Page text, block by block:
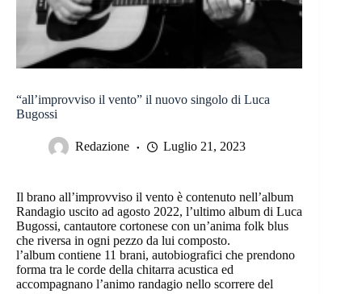
“all’improvviso il vento” il nuovo singolo di Luca
Bugossi
Redazione Luglio 21, 2023
Il brano all’improvviso il vento è contenuto nell’album
Randagio uscito ad agosto 2022, l’ultimo album di Luca
Bugossi, cantautore cortonese con un’anima folk blus
che riversa in ogni pezzo da lui composto.
l’album contiene 11 brani, autobiografici che prendono
forma tra le corde della chitarra acustica ed
accompagnano l’animo randagio nello scorrere del